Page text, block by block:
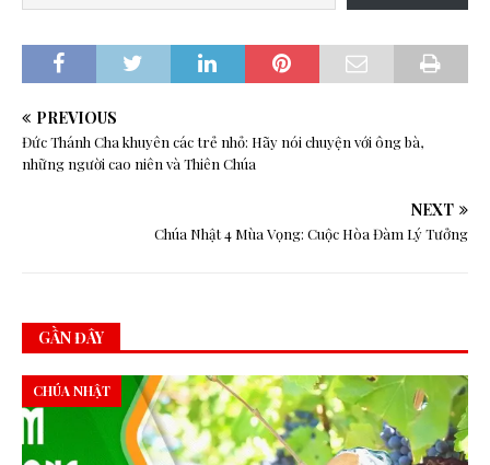
PREVIOUS
Đức Thánh Cha khuyên các trẻ nhỏ: Hãy nói chuyện với ông bà,
những người cao niên và Thiên Chúa
NEXT
Chúa Nhật 4 Mùa Vọng: Cuộc Hòa Đàm Lý Tưởng
GẦN ĐÂY
CHÚA NHẬT